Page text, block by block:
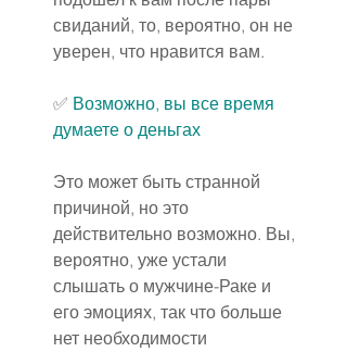
свиданий, то, вероятно, он не
уверен, что нравится вам.
✅ Возможно, вы все время
думаете о деньгах
Это может быть странной
причиной, но это
действительно возможно. Вы,
вероятно, уже устали
слышать о мужчине-Раке и
его эмоциях, так что больше
нет необходимости